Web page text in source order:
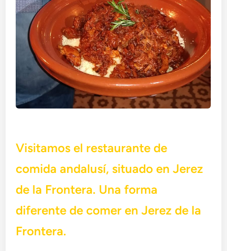
Visitamos el restaurante de
comida andalusí, situado en Jerez
de la Frontera. Una forma
diferente de comer en Jerez de la
Frontera.